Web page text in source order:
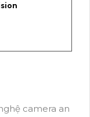
camera an